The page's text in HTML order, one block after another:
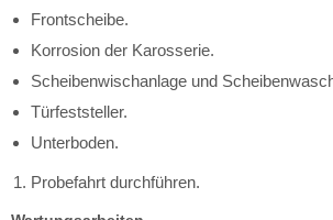
Frontscheibe.
Korrosion der Karosserie.
Scheibenwischanlage und
Türfeststeller.
Unterboden.
Probefahrt durchführen.